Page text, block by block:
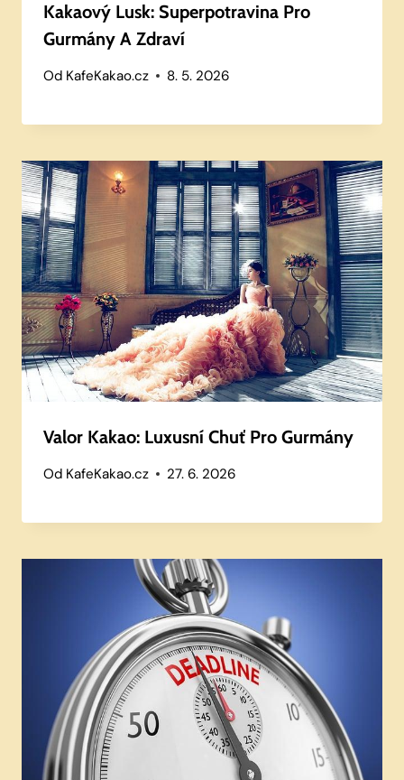
Kakaový Lusk: Superpotravina Pro
Gurmány A Zdraví
Od KafeKakao.cz 8. 5. 2026
Valor Kakao: Luxusní Chuť Pro Gurmány
Od KafeKakao.cz 27. 6. 2026